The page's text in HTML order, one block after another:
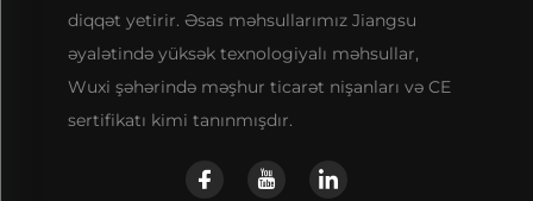
diqqət yetirir. Əsas məhsullarımız Jiangsu
əyalətində yüksək texnologiyalı məhsullar,
Wuxi şəhərində məşhur ticarət nişanları və CE
sertifikatı kimi tanınmışdır.